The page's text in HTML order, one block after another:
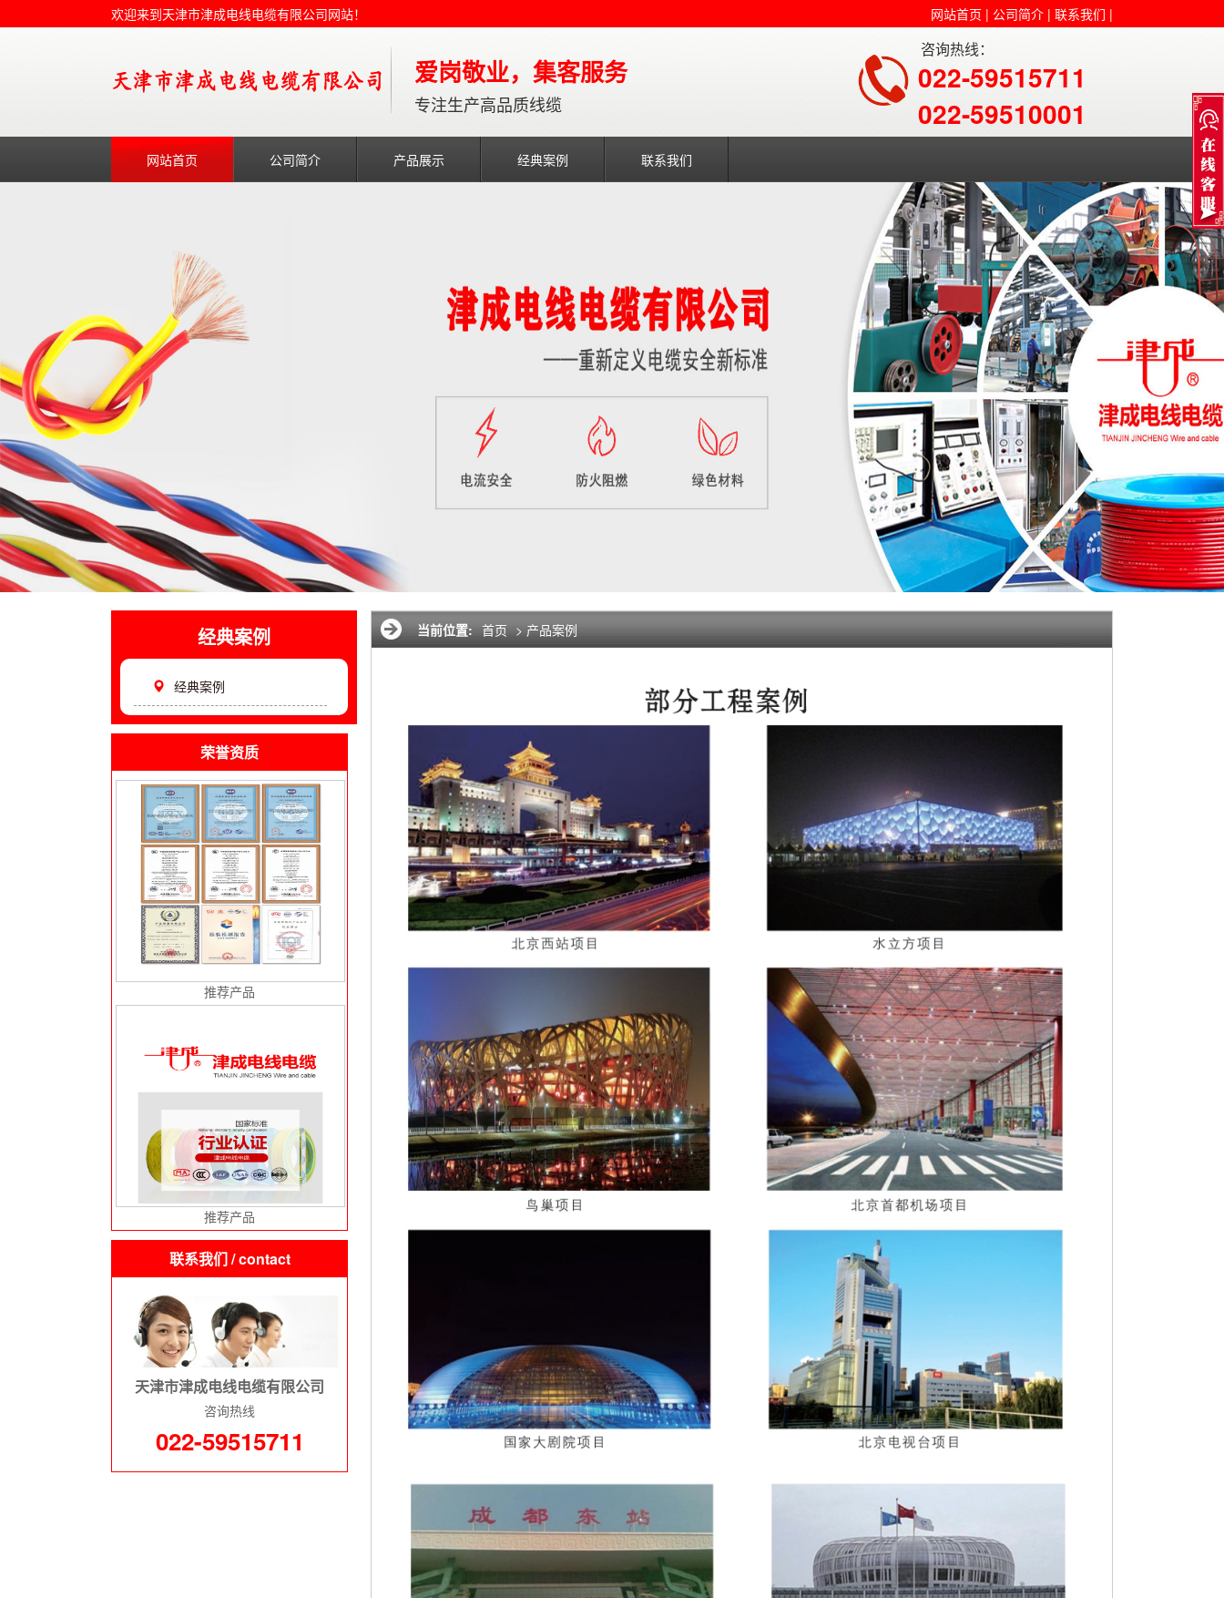
欢迎来到天津市津成电线电缆有限公司网站！ 网站首页 | 公司简介 | 联系我们 |
爱岗敬业，集客服务
专注生产高品质线缆
咨询热线：
022-59515711
022-59510001
网站首页 公司简介 产品展示 经典案例 联系我们
经典案例
经典案例
荣誉资质
推荐产品
推荐产品
联系我们/ contact
天津市津成电线电缆有限公司
咨询热线
022-59515711
当前位置: 首页 >产品案例